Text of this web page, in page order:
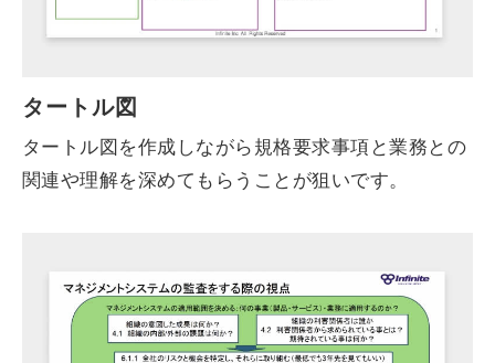
タートル図
タートル図を作成しながら規格要求事項と業務との
関連や理解を深めてもらうことが狙いです。